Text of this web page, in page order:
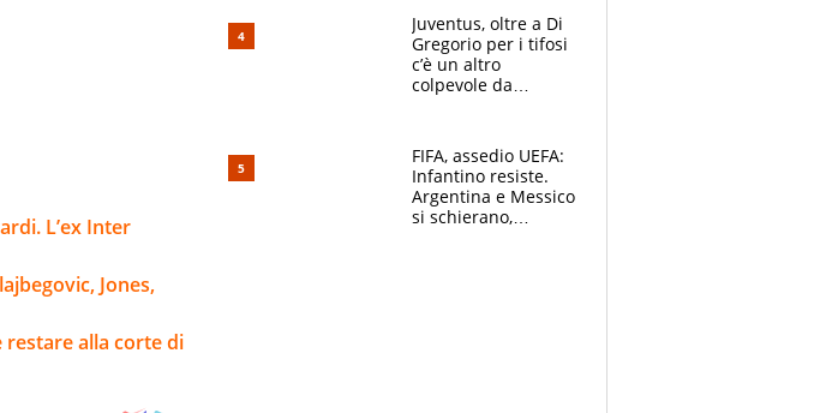
L’ex Inter
Jones,
restare alla corte di
Bezzecchi alle spalle
Juventus, oltre a Di
Gregorio per i tifosi
c’è un altro
colpevole da
FIFA, assedio UEFA:
Infantino resiste.
Argentina e Messico
si schierano,